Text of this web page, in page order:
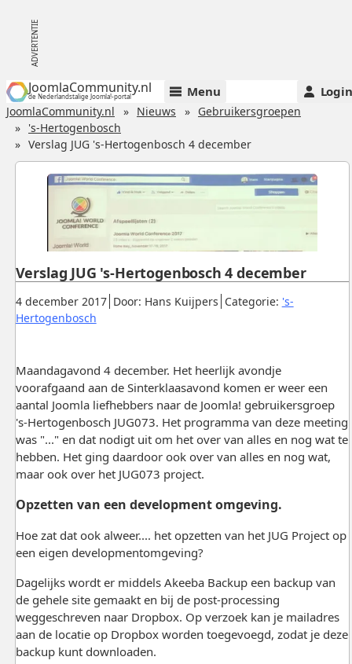
JoomlaCommunity.nl
de Nederlandstalige Joomla!-portal Menu Login
JoomlaCommunity.nl Nieuws
Gebruikersgroepen
's-Hertogenbosch
Verslag JUG 's-Hertogenbosch 4 december
Gepubliceerd:
4 december 2017. Door: Hans Kuijpers. Categorie: 's-
Hertogenbosch.
Verslag JUG 's-Hertogenbosch 4 december
Maandagavond 4 december. Het heerlijk avondje
voorafgaand aan de Sinterklaasavond komen er weer een
aantal Joomla liefhebbers naar de Joomla! gebruikersgroep
's-Hertogenbosch JUG073. Het programma van deze meeting
was "..." en dat nodigt uit om het over van alles en nog wat te
hebben. Het ging daardoor ook over van alles en nog wat,
maar ook over het JUG073 project.
Opzetten van een development omgeving.
Hoe zat dat ook alweer.... het opzetten van het JUG Project op
een eigen developmentomgeving?
Dagelijks wordt er middels Akeeba Backup een backup van
de gehele site gemaakt en bij de post-processing
weggeschreven naar Dropbox. Op verzoek kan je mailadres
aan de locatie op Dropbox worden toegevoegd, zodat je deze
backup kunt downloaden.